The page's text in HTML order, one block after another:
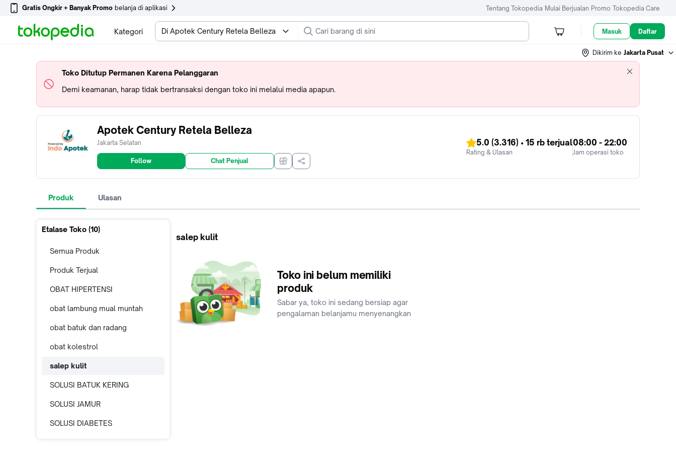
Gratis Ongkir + Banyak Promo belanja di aplikasi Tentang Tokopedia Mulai Berjualan Promo Tokopedia Care
Kategori Di Apotek Century Retela Belleza Masuk Daftar
Dikirim ke Jakarta Pusat
Toko Ditutup Permanen Karena Pelanggaran
Demi keamanan, harap tidak bertransaksi dengan toko ini melalui media apapun.
Apotek Century Retela Belleza
Jakarta Selatan
Follow Chat Penjual
5.0 (3.316) • 15 rb terjual
Rating & Ulasan
08:00 - 22:00
Jam operasi toko
Produk Ulasan
Etalase Toko (10)
Semua Produk
Produk Terjual
OBAT HIPERTENSI
obat lambung mual muntah
obat batuk dan radang
obat kolestrol
salep kulit
SOLUSI BATUK KERING
SOLUSI JAMUR
SOLUSI DIABETES
salep kulit
Toko ini belum memiliki
produk
Sabar ya, toko ini sedang bersiap agar
pengalaman belanjamu menyenangkan